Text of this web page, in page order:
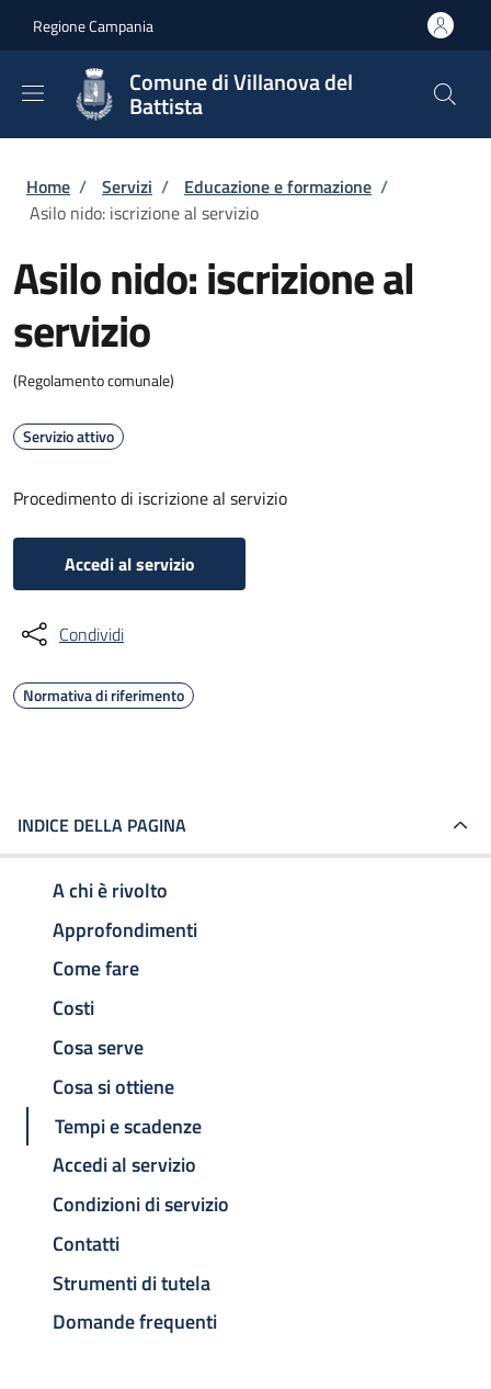
Regione Campania
Comune di Villanova del
Battista
Briciole di pane
Home / Servizi / Educazione e formazione /
Asilo nido: iscrizione al servizio
Asilo nido: iscrizione al
servizio
(Regolamento comunale)
Servizio attivo
Procedimento di iscrizione al servizio
Accedi al servizio
Condividi
Normativa di riferimento
INDICE DELLA PAGINA
A chi è rivolto
Approfondimenti
Come fare
Costi
Cosa serve
Cosa si ottiene
Tempi e scadenze
Accedi al servizio
Condizioni di servizio
Contatti
Strumenti di tutela
Domande frequenti